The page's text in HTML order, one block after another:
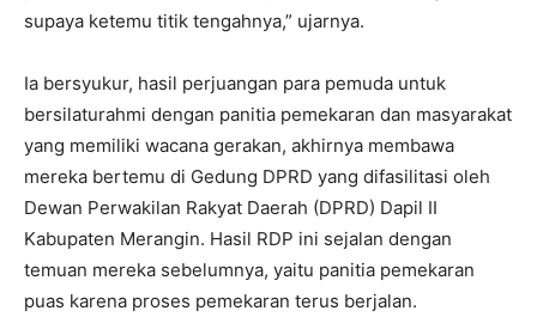
supaya ketemu titik tengahnya,” ujarnya.
Ia bersyukur, hasil perjuangan para pemuda untuk
bersilaturahmi dengan panitia pemekaran dan masyarakat
yang memiliki wacana gerakan, akhirnya membawa
mereka bertemu di Gedung DPRD yang difasilitasi oleh
Dewan Perwakilan Rakyat Daerah (DPRD) Dapil II
Kabupaten Merangin. Hasil RDP ini sejalan dengan
temuan mereka sebelumnya, yaitu panitia pemekaran
puas karena proses pemekaran terus berjalan.